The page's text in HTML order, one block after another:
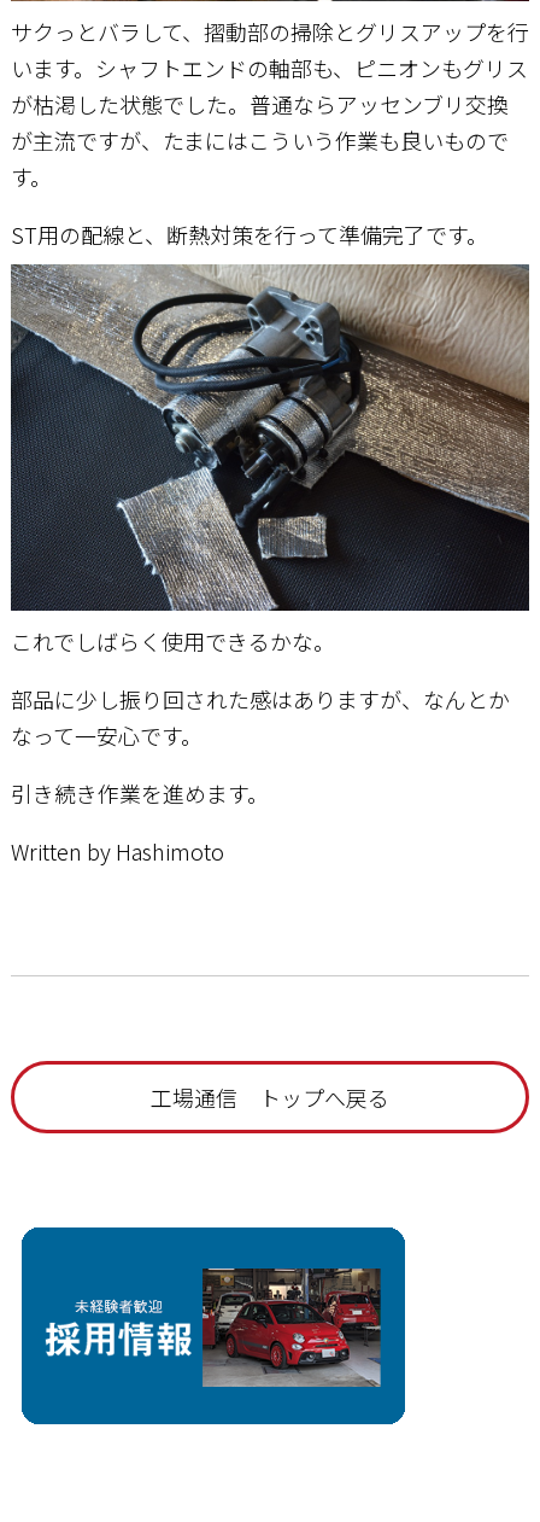
サクっとバラして、摺動部の掃除とグリスアップを行
います。シャフトエンドの軸部も、ピニオンもグリス
が枯渇した状態でした。普通ならアッセンブリ交換
が主流ですが、たまにはこういう作業も良いもので
す。
ST用の配線と、断熱対策を行って準備完了です。
これでしばらく使用できるかな。
部品に少し振り回された感はありますが、なんとか
なって一安心です。
引き続き作業を進めます。
Written by Hashimoto
工場通信 トップへ戻る